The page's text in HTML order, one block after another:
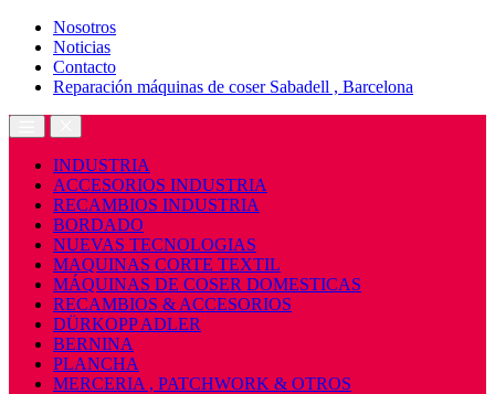
Nosotros
Noticias
Contacto
Reparación máquinas de coser Sabadell , Barcelona
INDUSTRIA
ACCESORIOS INDUSTRIA
RECAMBIOS INDUSTRIA
BORDADO
NUEVAS TECNOLOGIAS
MAQUINAS CORTE TEXTIL
MÁQUINAS DE COSER DOMESTICAS
RECAMBIOS & ACCESORIOS
DÜRKOPP ADLER
BERNINA
PLANCHA
MERCERIA , PATCHWORK & OTROS